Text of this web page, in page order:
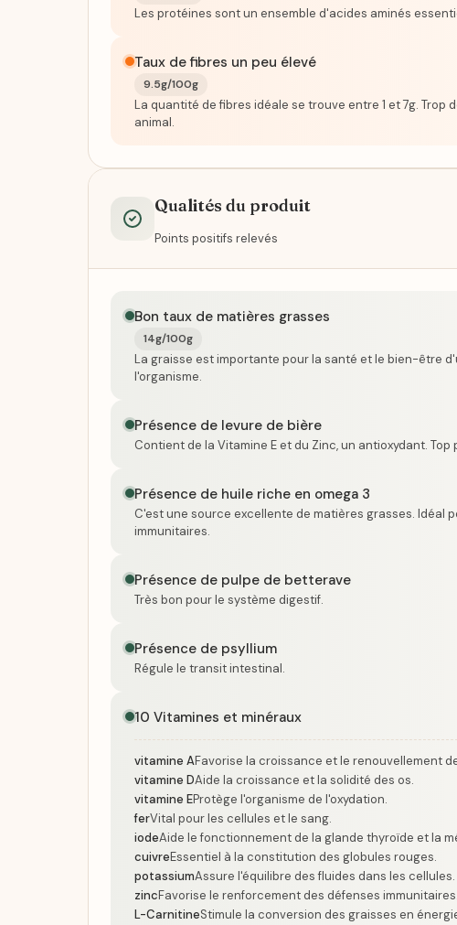
Les protéines sont un ensemble d'acides aminés
Taux de fibres un peu élevé
9.5g/100g
La quantité de fibres idéale se trouve entre 1 et 7g.
animal.
Qualités du produit
Points positifs relevés
Bon taux de matières grasses
14g/100g
La graisse est importante pour la santé et le bien-être
l'organisme.
Présence de levure de bière
Contient de la Vitamine E et du Zinc, un antioxydant.
Présence de huile riche en omega 3
C'est une source excellente de matières grasses. Idéal
immunitaires.
Présence de pulpe de betterave
Très bon pour le système digestif.
Présence de psyllium
Régule le transit intestinal.
10 Vitamines et minéraux
vitamine AFavorise la croissance et le renouvellement
vitamine DAide la croissance et la solidité des os.
vitamine EProtège l'organisme de l'oxydation.
ferVital pour les cellules et le sang.
iodeAide le fonctionnement de la glande thyroïde et la
cuivreEssentiel à la constitution des globules rouges.
potassiumAssure l'équilibre des fluides dans les cellules.
zincFavorise le renforcement des défenses immunitaires.
L-CarnitineStimule la conversion des graisses en